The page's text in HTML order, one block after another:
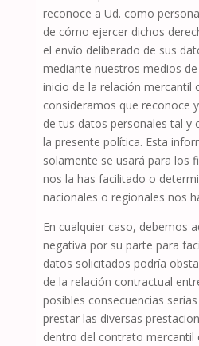
reconoce a Ud. como
de cómo ejercer dichos
el envío deliberado de sus
mediante nuestros medios
inicio de la relación mercantil
consideramos que reconoce
de tus datos personales tal y
la presente política. Esta
solamente se usará para los
nos la has facilitado o
nacionales o regionales nos
En cualquier caso, debemos
negativa por su parte para
datos solicitados podría
de la relación contractual
posibles consecuencias
prestar las diversas
dentro del contrato mercantil